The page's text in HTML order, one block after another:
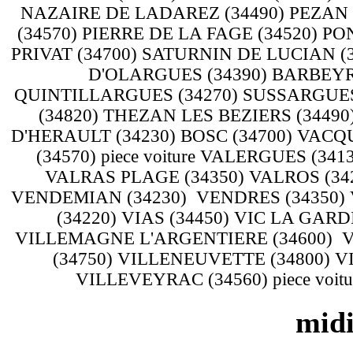
NAZAIRE DE LADAREZ (34490)
(34570) PIERRE DE LA FAGE (34520)
PRIVAT (34700) SATURNIN DE LUCIAN
D'OLARGUES (34390)
QUINTILLARGUES (34270)
(34820) THEZAN LES BEZIERS
D'HERAULT (34230) BOSC (34700)
(34570) piece voiture VALERGUES
VALRAS PLAGE (34350) VALROS
VENDEMIAN (34230) VENDRES (34350)
(34220) VIAS (34450) VIC LA
VILLEMAGNE L'ARGENTIERE (34600)
(34750) VILLENEUVETTE (34800)
VILLEVEYRAC (34560) piece